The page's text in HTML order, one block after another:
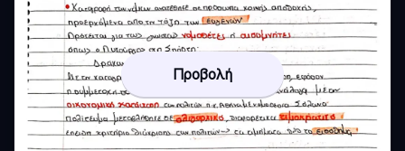
Προβολή